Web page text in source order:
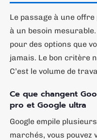
Le passage à une
à un besoin
pour des options que
jamais. Le bon critère
C’est le volume de
Ce que changent
pro et Google ultra
Google empile
marchés, vous pouvez